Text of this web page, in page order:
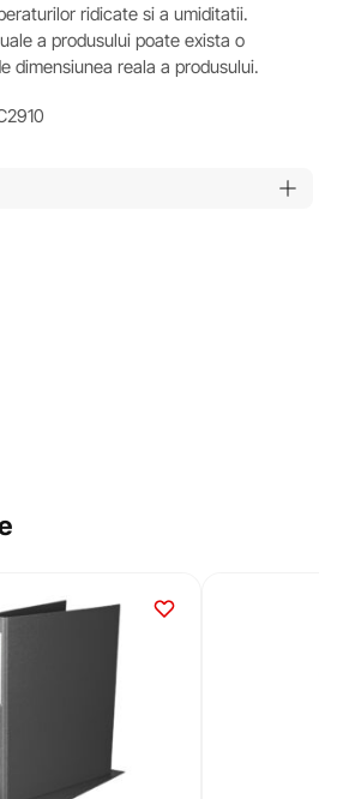
ridicate si a umiditatii.
a produsului poate exista o
dimensiunea reala a produsului.